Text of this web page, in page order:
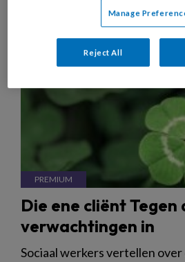
Die ene cliënt Tegen
verwachtingen in
Sociaal werkers vertellen
Manage
Reject All